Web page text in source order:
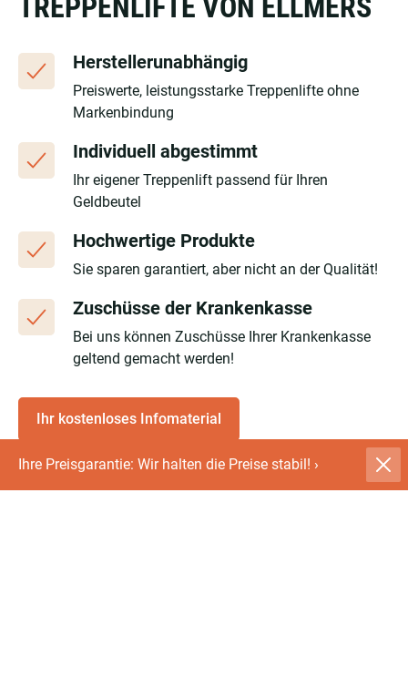
Ihre Preisgarantie: Wir halten die Preise stabil! ›
TREPPENLIFTE VON ELLMERS
Herstellerunabhängig
Preiswerte, leistungsstarke Treppenlifte ohne
Markenbindung
Individuell abgestimmt
Ihr eigener Treppenlift passend für Ihren
Geldbeutel
Hochwertige Produkte
Sie sparen garantiert, aber nicht an der Qualität!
Zuschüsse der Krankenkasse
Bei uns können Zuschüsse Ihrer Krankenkasse
geltend gemacht werden!
Ihr kostenloses Infomaterial